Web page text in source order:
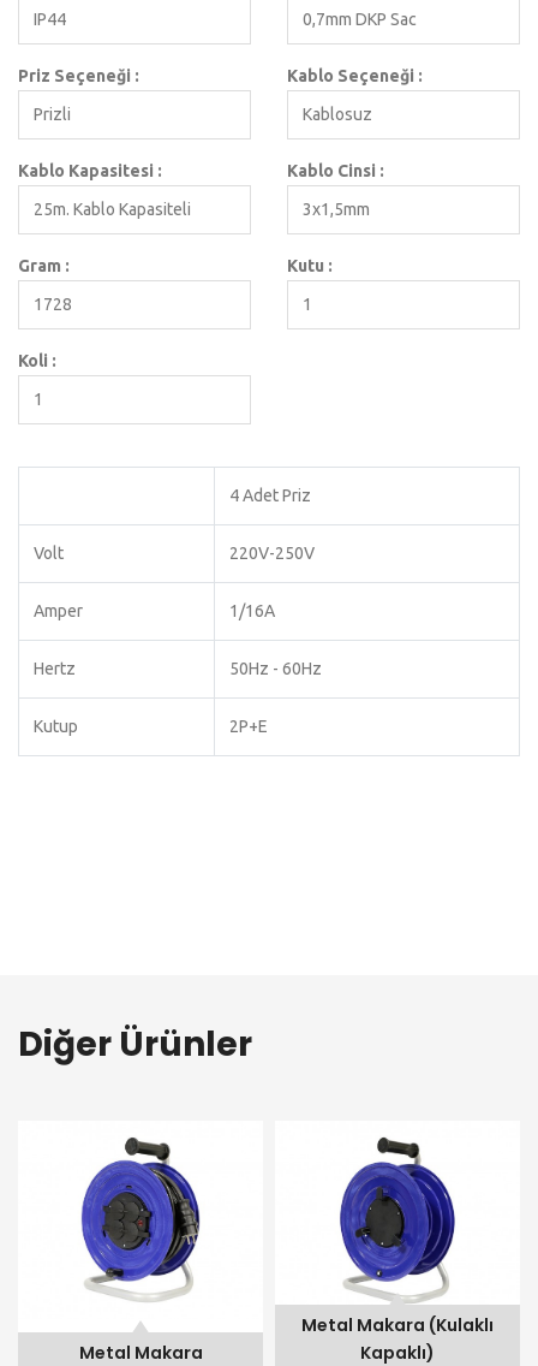
IP44
0,7mm DKP Sac
Priz Seçeneği :
Prizli
Kablo Seçeneği :
Kablosuz
Kablo Kapasitesi :
25m. Kablo Kapasiteli
Kablo Cinsi :
3x1,5mm
Gram :
1728
Kutu :
1
Koli :
1
4 Adet Priz
Volt 220V-250V
Amper 1/16A
Hertz 50Hz - 60Hz
Kutup 2P+E
Diğer Ürünler
Metal Makara
Metal Makara (Kulaklı
Kapaklı)